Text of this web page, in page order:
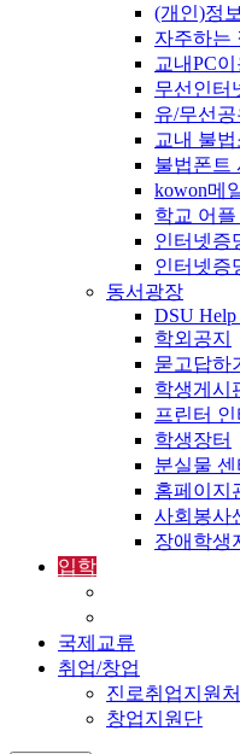
(개인)정
자주하는
교내PC
무선인터
유/무선
교내 불
불법폰트
kowon메
학교 어플
인터넷증
인터넷증
동서광장
DSU Help
학외공지
묻고답하
학생게시
프린터 인
학생장터
분실물 센
홈페이지
사회봉사
장애학생
입학
국제교류
취업/창업
진로취업지원처
창업지원단